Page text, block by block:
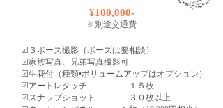
¥100,000-
※別途交通費
☑︎３ポーズ撮影（ポーズは要相談）
​☑︎家族写真、兄弟写真撮影可
​​☑︎生花付（種類•ボリュームアップはオプション）
☑︎アートレタッチ １５枚
​☑︎スナップショット ３０枚以上